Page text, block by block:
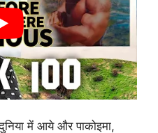
में आये और पाकोइमा,